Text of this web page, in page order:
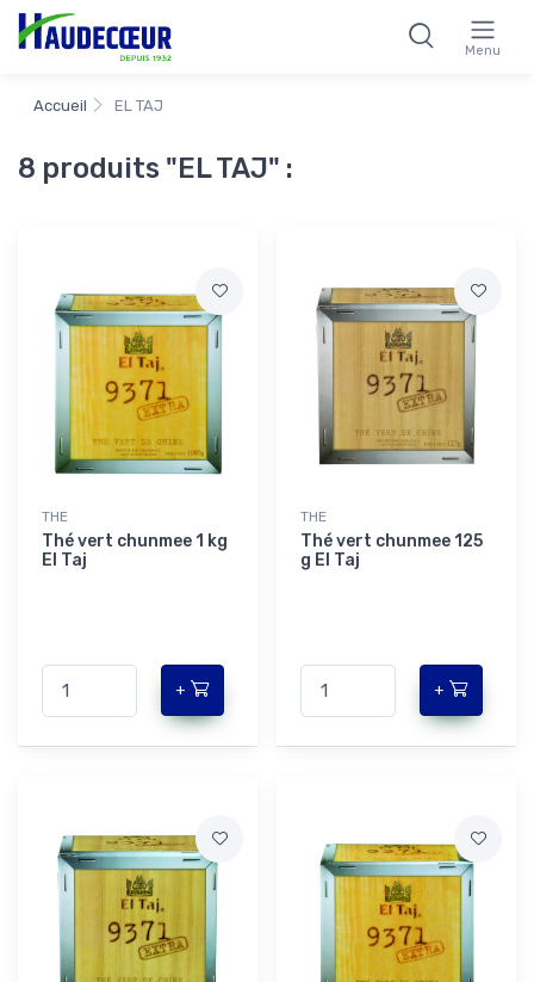
Menu
Accueil EL TAJ
8 produits "EL TAJ" :
THE
Thé vert chunmee 1 kg
El Taj
+
THE
Thé vert chunmee 125
g El Taj
+